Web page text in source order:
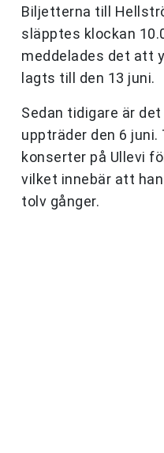
Biljetterna till
släpptes klockan
meddelades det att
lagts till den 13 juni.
Sedan tidigare är
uppträder den 6
konserter på Ullevi
vilket innebär att
tolv gånger.